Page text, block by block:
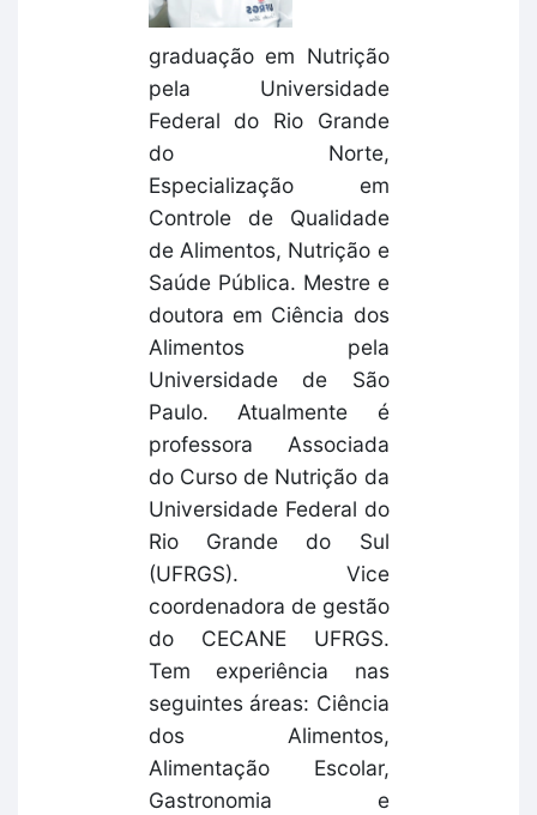
graduação em Nutrição
pela Universidade
Federal do Rio Grande
do Norte,
Especialização em
Controle de Qualidade
de Alimentos, Nutrição e
Saúde Pública. Mestre e
doutora em Ciência dos
Alimentos pela
Universidade de São
Paulo. Atualmente é
professora Associada
do Curso de Nutrição da
Universidade Federal do
Rio Grande do Sul
(UFRGS). Vice
coordenadora de gestão
do CECANE UFRGS.
Tem experiência nas
seguintes áreas: Ciência
dos Alimentos,
Alimentação Escolar,
Gastronomia e